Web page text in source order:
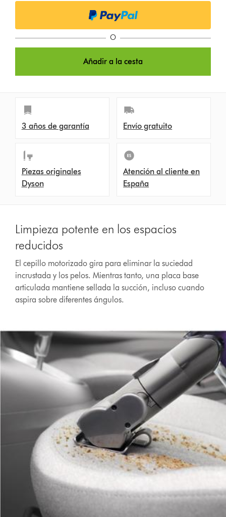
O
Añadir a la cesta
3 años de garantía Envío gratuito
Piezas originales
Dyson
Atención al cliente en
España
Limpieza potente en los espacios
reducidos
El cepillo motorizado gira para eliminar la suciedad
incrustada y los pelos. Mientras tanto, una placa base
articulada mantiene sellada la succión, incluso cuando
aspira sobre diferentes ángulos.